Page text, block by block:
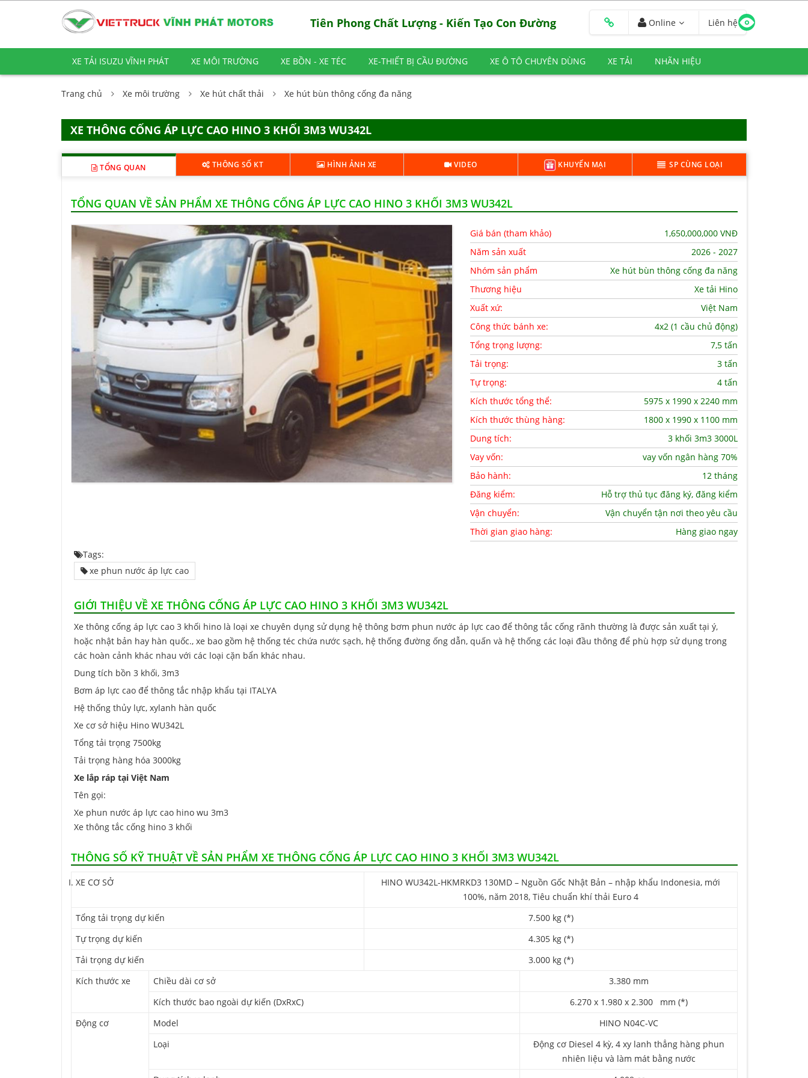
Tiên Phong Chất Lượng - Kiến Tạo Con Đường Online Liên hệ
XE TẢI ISUZU VĨNH PHÁT XE MÔI TRƯỜNG XE BỒN - XE TÉC XE-THIẾT BỊ CẦU ĐƯỜNG XE Ô TÔ CHUYÊN DÙNG XE TẢI NHÃN HIỆU
Trang chủ Xe môi trường Xe hút chất thải Xe hút bùn thông cống đa năng
XE THÔNG CỐNG ÁP LỰC CAO HINO 3 KHỐI 3M3 WU342L
TỔNG QUAN THÔNG SỐ KT HÌNH ẢNH XE VIDEO KHUYẾN MẠI SP CÙNG LOẠI
TỔNG QUAN VỀ SẢN PHẨM XE THÔNG CỐNG ÁP LỰC CAO HINO 3 KHỐI 3M3 WU342L
Giá bán (tham khảo) 1,650,000,000VNĐ
Năm sản xuất
2026 - 2027
Nhóm sản phẩm
Xe hút bùn thông cống đa năng
Thương hiệu
Xe tải Hino
Xuất xứ:
Việt Nam
Công thức bánh xe:
4x2 (1 cầu chủ động)
Tổng trọng lượng:
7,5 tấn
Tải trọng:
3 tấn
Tự trọng:
4 tấn
Kích thước tổng thể:
5975 x 1990 x 2240 mm
Kích thước thùng hàng:
1800 x 1990 x 1100 mm
Dung tích:
3 khối 3m3 3000L
Vay vốn:
vay vốn ngân hàng 70%
Bảo hành:
12 tháng
Đăng kiểm:
Hỗ trợ thủ tục đăng ký, đăng kiểm
Vận chuyển:
Vận chuyển tận nơi theo yêu cầu
Thời gian giao hàng:
Hàng giao ngay
Tags:
xe phun nước áp lực cao
GIỚI THIỆU VỀ XE THÔNG CỐNG ÁP LỰC CAO HINO 3 KHỐI 3M3 WU342L
Xe thông cống áp lực cao 3 khối hino là loại xe chuyên dụng sử dụng hệ thông bơm phun nước áp lực cao để thông tắc cống rãnh thường là được sản xuất tại ý,
hoặc nhật bản hay hàn quốc., xe bao gồm hệ thống téc chứa nước sạch, hệ thống đường ống dẫn, quấn và hệ thống các loại đầu thông để phù hợp sử dụng trong
các hoàn cảnh khác nhau với các loại cặn bẩn khác nhau.
Dung tích bồn 3 khối, 3m3
Bơm áp lực cao để thông tắc nhập khẩu tại ITALYA
Hệ thống thủy lực, xylanh hàn quốc
Xe cơ sở hiệu Hino WU342L
Tổng tải trọng 7500kg
Tải trọng hàng hóa 3000kg
Xe lắp ráp tại Việt Nam
Tên gọi:
Xe phun nước áp lực cao hino wu 3m3
Xe thông tắc cống hino 3 khối
THÔNG SỐ KỸ THUẬT VỀ SẢN PHẨM XE THÔNG CỐNG ÁP LỰC CAO HINO 3 KHỐI 3M3 WU342L
XE CƠ SỞ
HINO WU342L-HKMRKD3 130MD – Nguồn Gốc Nhật Bản – nhập khẩu Indonesia, mới
100%, năm 2018, Tiêu chuẩn khí thải Euro 4
Tổng tải trọng dự kiến
7.500 kg (*)
Tự trọng dự kiến
4.305 kg (*)
Tải trọng dự kiến
3.000 kg (*)
Kích thước xe
Chiều dài cơ sở
3.380 mm
Kích thước bao ngoài dự kiến (DxRxC)
6.270 x 1.980 x 2.300 mm (*)
Động cơ
Model
HINO N04C-VC
Loại
Động cơ Diesel 4 kỳ, 4 xy lanh thẳng hàng phun
nhiên liệu và làm mát bằng nước